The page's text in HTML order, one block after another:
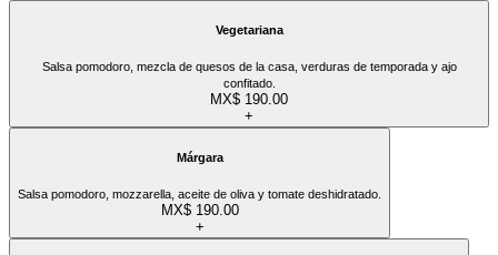
Vegetariana
Salsa pomodoro, mezcla de quesos de la casa, verduras de temporada y ajo
confitado.
MX$ 190.00
+
Márgara
Salsa pomodoro, mozzarella, aceite de oliva y tomate deshidratado.
MX$ 190.00
+